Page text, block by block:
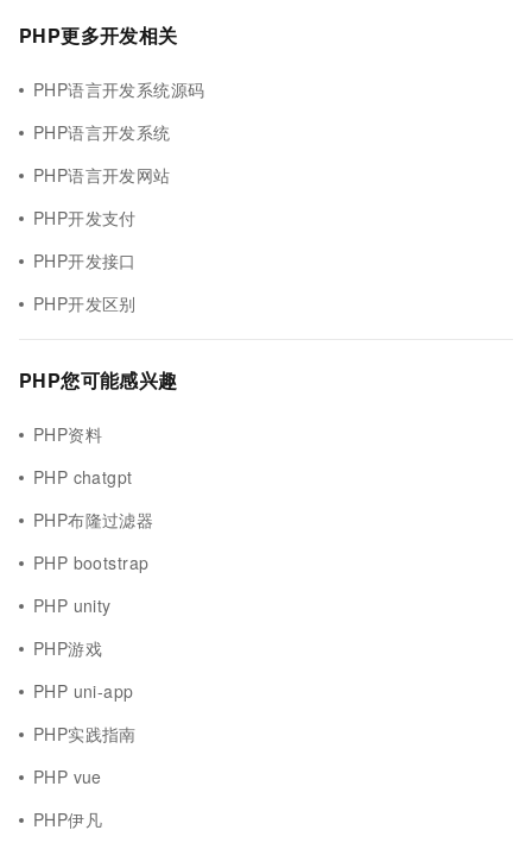
PHP更多开发相关
PHP语言开发系统源码
PHP语言开发系统
PHP语言开发网站
PHP开发支付
PHP开发接口
PHP开发区别
PHP您可能感兴趣
PHP资料
PHP chatgpt
PHP布隆过滤器
PHP bootstrap
PHP unity
PHP游戏
PHP uni-app
PHP实践指南
PHP vue
PHP伊凡